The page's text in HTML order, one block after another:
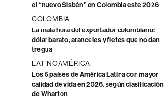
el “nuevo Sisbén” en Colombia este 2026
COLOMBIA
La mala hora del exportador colombiano:
dólar barato, aranceles y fletes que no dan
tregua
LATINOAMÉRICA
Los 5 países de América Latina con mayor
calidad de vida en 2026, según clasificación
de Wharton